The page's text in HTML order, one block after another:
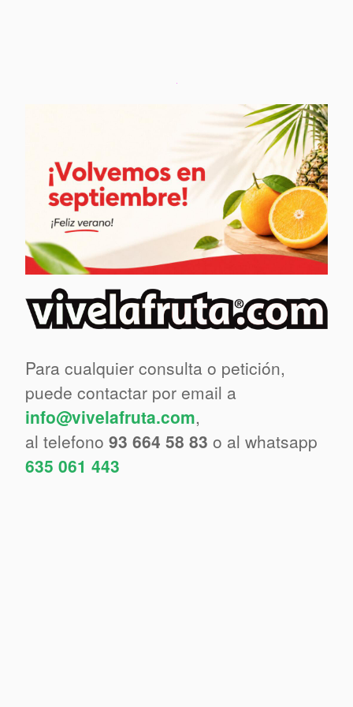
Para cualquier consulta o petición,
puede contactar por email a
info@vivelafruta.com,
al telefono 93 664 58 83 o al whatsapp
635 061 443